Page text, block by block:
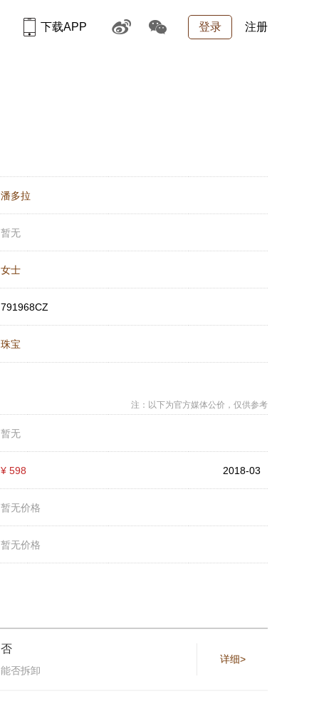
登录 注册
下载APP
潘多拉
暂无
女士
791968CZ
珠宝
注：以下为官方媒体公价，仅供参考
暂无
¥ 598 2018-03
暂无价格
暂无价格
否
能否拆卸
详细>